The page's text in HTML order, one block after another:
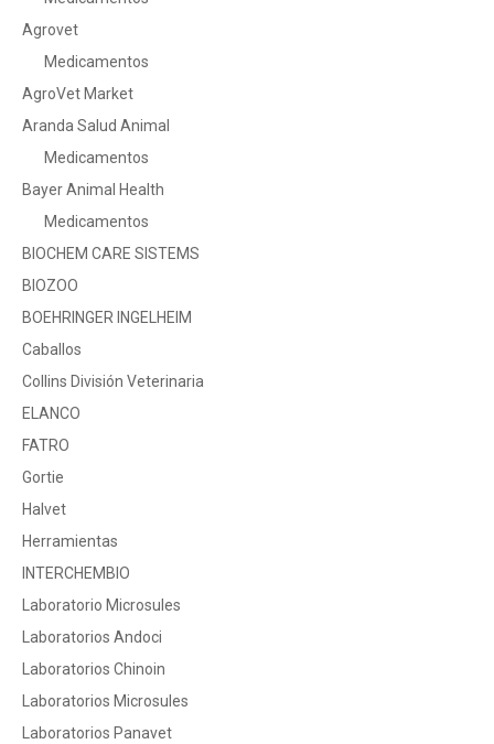
Agrovet
Medicamentos
AgroVet Market
Aranda Salud Animal
Medicamentos
Bayer Animal Health
Medicamentos
BIOCHEM CARE SISTEMS
BIOZOO
BOEHRINGER INGELHEIM
Caballos
Collins División Veterinaria
ELANCO
FATRO
Gortie
Halvet
Herramientas
INTERCHEMBIO
Laboratorio Microsules
Laboratorios Andoci
Laboratorios Chinoin
Laboratorios Microsules
Laboratorios Panavet